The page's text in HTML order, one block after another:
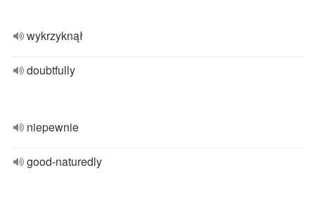
wykrzyknął
doubtfully
niepewnie
good-naturedly